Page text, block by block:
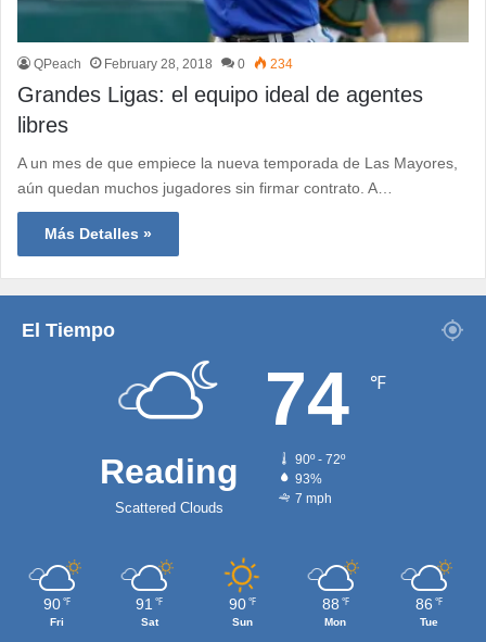
QPeach February 28, 2018 0 234
Grandes Ligas: el equipo ideal de agentes
libres
A un mes de que empiece la nueva temporada de Las Mayores,
aún quedan muchos jugadores sin firmar contrato. A…
Más Detalles »
El Tiempo
Reading
Scattered Clouds
74 ℉
90º - 72º
93%
7 mph
90 ℉
Fri
91 ℉
Sat
90 ℉
Sun
88 ℉
Mon
86 ℉
Tue